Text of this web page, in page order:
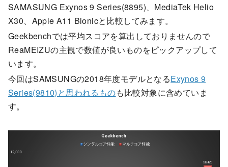
SAMASUNG Exynos 9 Series(8895)、MediaTek Helio
X30、Apple A11 Bionicと比較してみます。
Geekbenchでは平均スコアを算出しておりませんので
ReaMEIZUの主観で数値が良いものをピックアップして
います。
今回はSAMSUNGの2018年度モデルとなるExynos 9
Series(9810)と思われるものも比較対象に含めていま
す。